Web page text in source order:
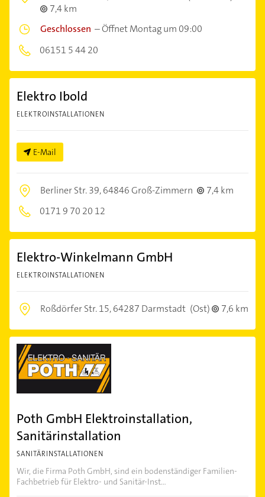
7,4 km
Geschlossen –Öffnet Montag um 09:00
06151 5 44 20
Elektro Ibold
ELEKTROINSTALLATIONEN
E-Mail
Berliner Str. 39,64846 Groß-Zimmern
7,4 km
0171 9 70 20 12
Elektro-Winkelmann GmbH
ELEKTROINSTALLATIONEN
Roßdörfer Str. 15,64287 Darmstadt (Ost) 7,6 km
Poth GmbH Elektroinstallation,
Sanitärinstallation
SANITÄRINSTALLATIONEN
Wir, die Firma Poth GmbH, sind ein bodenständiger Familien-
Fachbetrieb für Elektro- und Sanitär-Inst...